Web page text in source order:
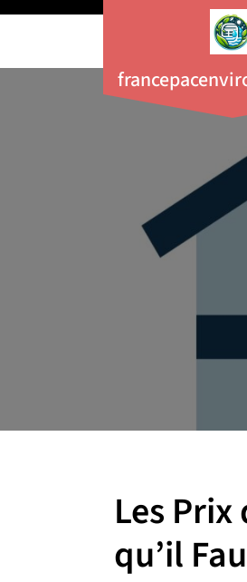
Aller
Les Prix
qu’il